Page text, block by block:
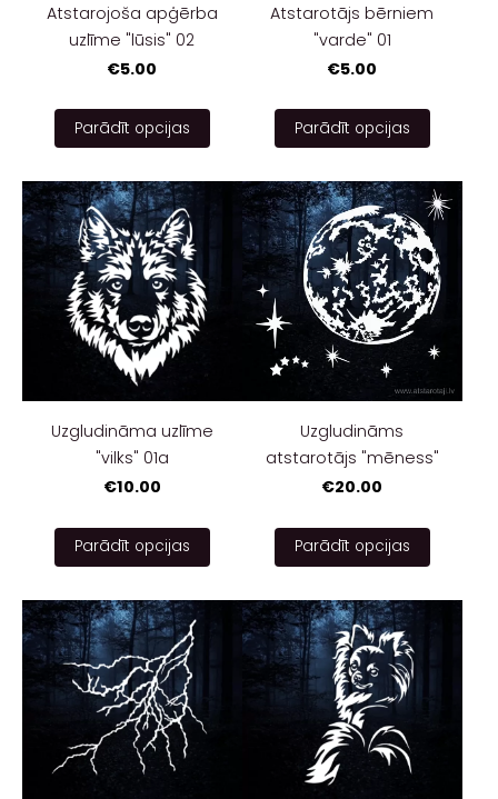
Atstarojoša apģērba
uzlīme "lūsis" 02
€5.00
Parādīt opcijas
Atstarotājs bērniem
"varde" 01
€5.00
Parādīt opcijas
Uzgludināma uzlīme
"vilks" 01a
€10.00
Parādīt opcijas
Uzgludināms
atstarotājs "mēness"
€20.00
Parādīt opcijas